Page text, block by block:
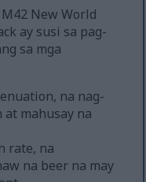
New World
ay susi sa pag-
sa mga
na nag-
at mahusay na
rate, na
na beer na may